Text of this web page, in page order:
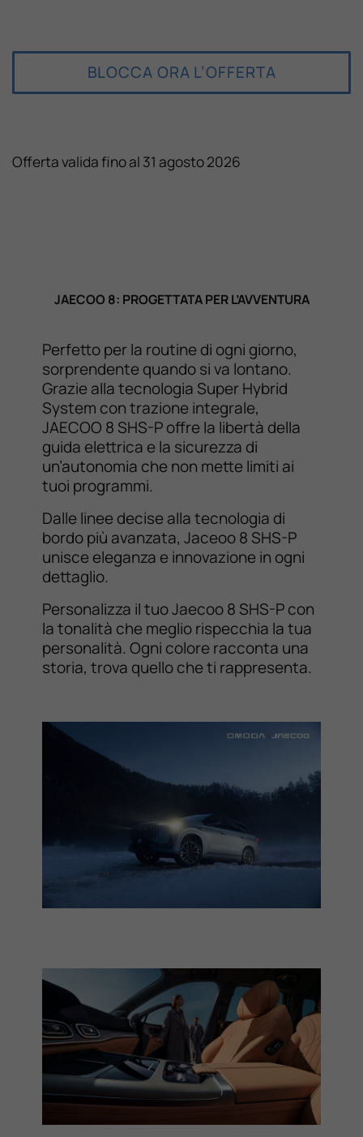
BLOCCA ORA L’OFFERTA
Offerta valida fino al 31 agosto 2026
JAECOO 8: PROGETTATA PER L’AVVENTURA
Perfetto per la routine di ogni giorno,
sorprendente quando si va lontano.
Grazie alla tecnologia Super Hybrid
System con trazione integrale,
JAECOO 8 SHS-P offre la libertà della
guida elettrica e la sicurezza di
un’autonomia che non mette limiti ai
tuoi programmi.
Dalle linee decise alla tecnologia di
bordo più avanzata, Jaceoo 8 SHS-P
unisce eleganza e innovazione in ogni
dettaglio.
Personalizza il tuo Jaecoo 8 SHS-P con
la tonalità che meglio rispecchia la tua
personalità. Ogni colore racconta una
storia, trova quello che ti rappresenta.